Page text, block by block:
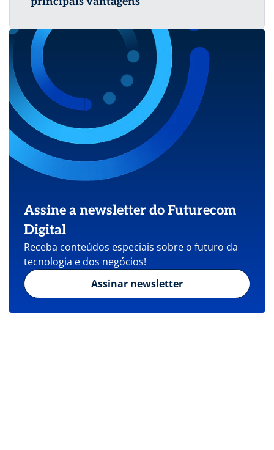
Assine a newsletter do Futurecom
Digital
Receba conteúdos especiais sobre o futuro da
tecnologia e dos negócios!
Assinar newsletter